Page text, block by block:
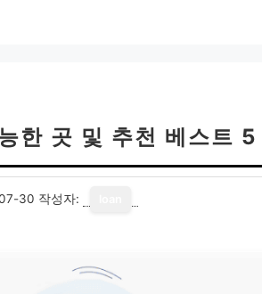
한 곳 및 추천 베스트 5
30 작성자: